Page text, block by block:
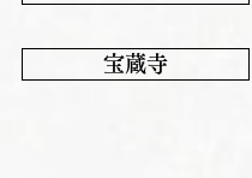
宝蔵寺